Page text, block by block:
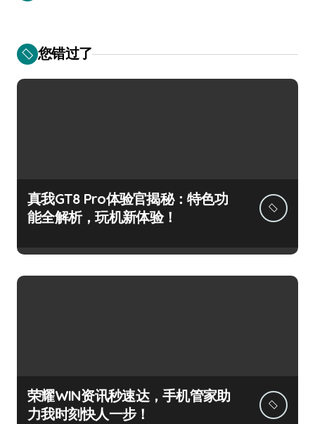
您错过了
真我GT8 Pro体验官揭秘：特色功
能全解析，玩机新体验！
荣耀WIN资讯秒速达，手机管家助
力我时刻快人一步！